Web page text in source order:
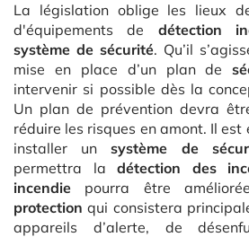
La législation oblige les lieux
d'équipements de détection
système de sécurité. Qu’il
mise en place d’un plan de
intervenir si possible dès la
Un plan de prévention devra
réduire les risques en amont. Il est
installer unsystème de
permettra la détection des
incendie pourra être
protection qui consistera
appareils d’alerte, de